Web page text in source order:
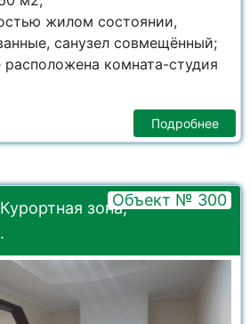
жилом состоянии,
санузел совмещённый;
комната-студия
Подробнее
зона,Объект № 300